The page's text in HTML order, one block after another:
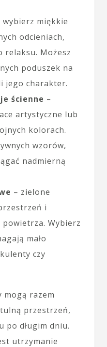
wybierz miękkie
odcieniach,
relaksu. Możesz
poduszek na
jego charakter.
ścienne –
artystyczne lub
kolorach.
wzorów,
nadmierną
– zielone
i
Wybierz
mało
czy
mogą razem
przestrzeń,
po długim dniu.
utrzymanie